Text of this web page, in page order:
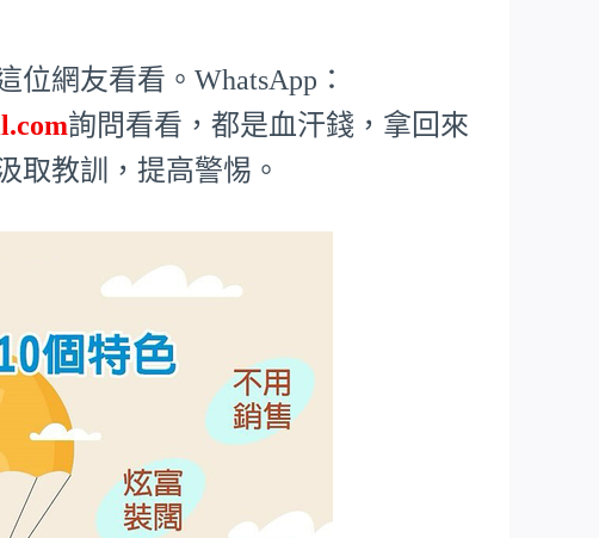
網友看看。WhatsApp：
詢問看看，都是血汗錢，拿回來
取教訓，提高警惕。